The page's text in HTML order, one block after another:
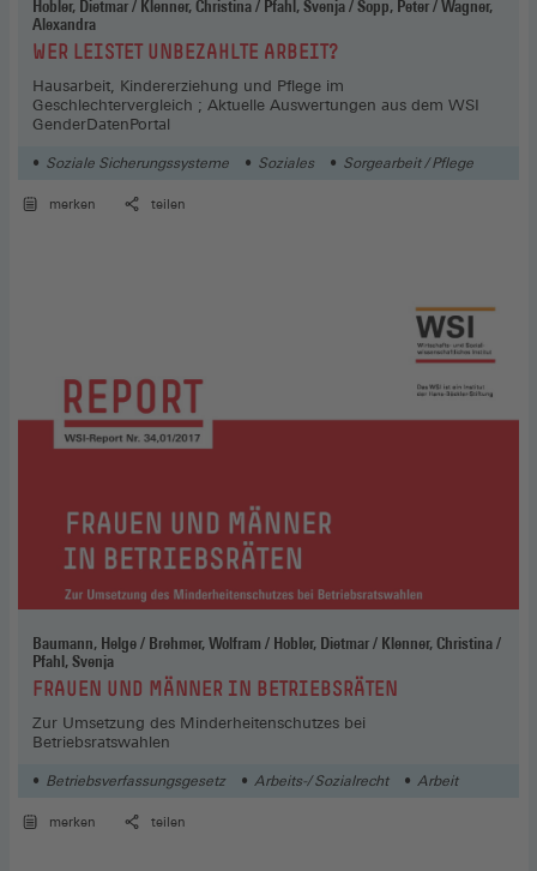
Hobler, Dietmar / Klenner, Christina / Pfahl, Svenja / Sopp, Peter / Wagner,
Alexandra
:WER LEISTET UNBEZAHLTE ARBEIT?
Hausarbeit, Kindererziehung und Pflege im
Geschlechtervergleich ; Aktuelle Auswertungen aus dem WSI
GenderDatenPortal
Soziale Sicherungssysteme Soziales Sorgearbeit / Pflege
merken teilen
Baumann, Helge / Brehmer, Wolfram / Hobler, Dietmar / Klenner, Christina /
Pfahl, Svenja
:FRAUEN UND MÄNNER IN BETRIEBSRÄTEN
Zur Umsetzung des Minderheitenschutzes bei
Betriebsratswahlen
Betriebsverfassungsgesetz Arbeits-/ Sozialrecht Arbeit
merken teilen